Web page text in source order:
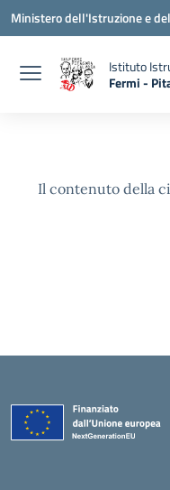
Vai ai contenuti
Vai al menu di navigazione
Vai al footer
Ministero dell'Istruzione e
Istituto
Fermi -
— Visita la
Il contenuto della